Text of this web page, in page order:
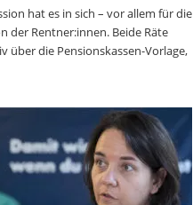
hat es in sich – vor allem für die
der Rentner:innen. Beide Räte
über die Pensionskassen-Vorlage,